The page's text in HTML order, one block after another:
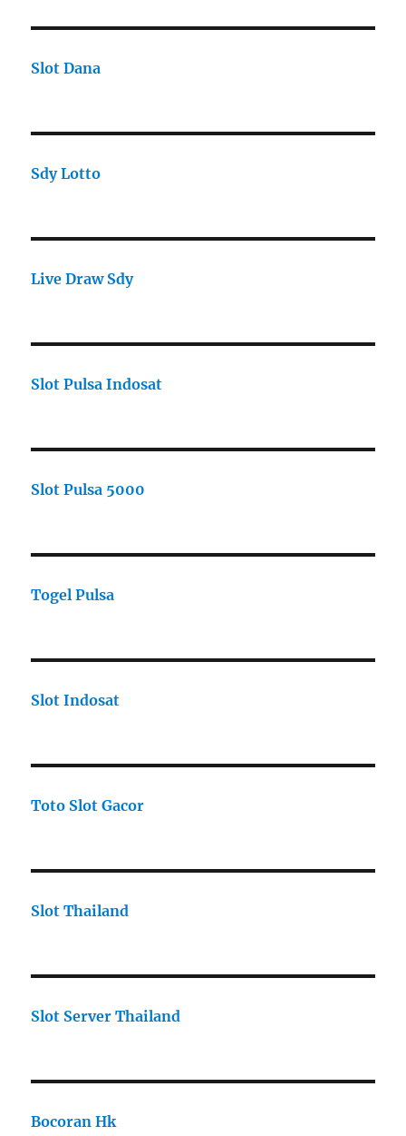
Slot Dana
Sdy Lotto
Live Draw Sdy
Slot Pulsa Indosat
Slot Pulsa 5000
Togel Pulsa
Slot Indosat
Toto Slot Gacor
Slot Thailand
Slot Server Thailand
Bocoran Hk